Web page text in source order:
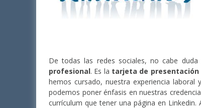
De todas las redes sociales, no cabe duda
profesional. Es la tarjeta de
hemos cursado, nuestra experiencia
podemos poner énfasis en nuestras
currículum que tener una página en